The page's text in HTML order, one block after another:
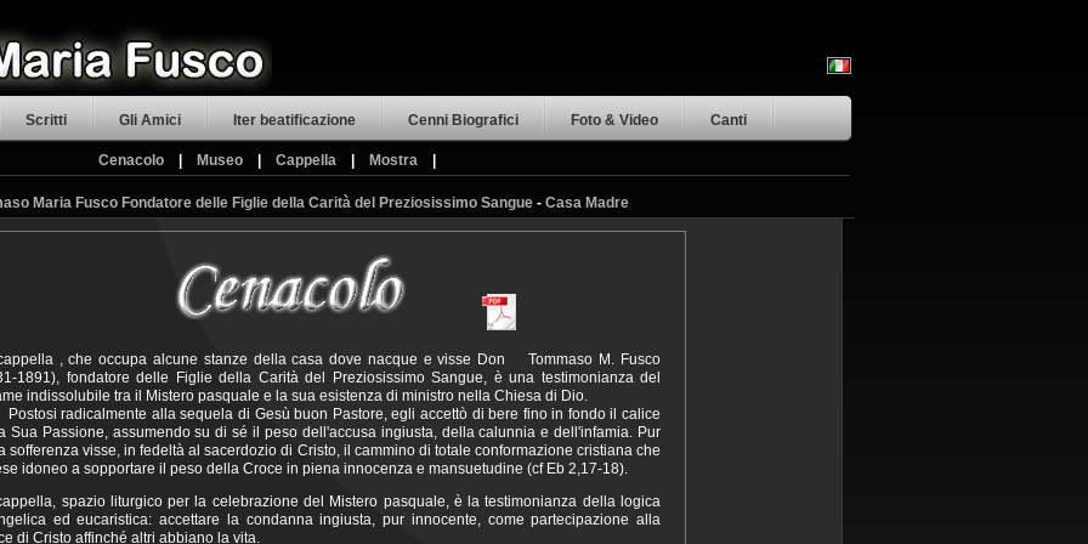
Scritti Gli Amici Iter beatificazione Cenni Biografici Foto & Video Canti
Cenacolo| Museo| Cappella| Mostra|
Maria Fusco Fondatore delle Figlie della Carità del Preziosissimo Sangue- Casa Madre
, che occupa alcune stanze della casa dove nacque e visse Don Tommaso M. Fusco
1891), fondatore delle Figlie della Carità del Preziosissimo Sangue, è una testimonianza del
indissolubile tra il Mistero pasquale e la sua esistenza di ministro nella Chiesa di Dio.
radicalmente alla sequela di Gesù buon Pastore, egli accettò di bere fino in fondo il calice
Sua Passione, assumendo su di sé il peso dell'accusa ingiusta, della calunnia e dell'infamia. Pur
sofferenza visse, in fedeltà al sacerdozio di Cristo, il cammino di totale conformazione cristiana che
idoneo a sopportare il peso della Croce in piena innocenza e mansuetudine (cf Eb 2,17-18).
spazio liturgico per la celebrazione del Mistero pasquale, è la testimonianza della logica
ed eucaristica: accettare la condanna ingiusta, pur innocente, come partecipazione alla
di Cristo affinché altri abbiano la vita.